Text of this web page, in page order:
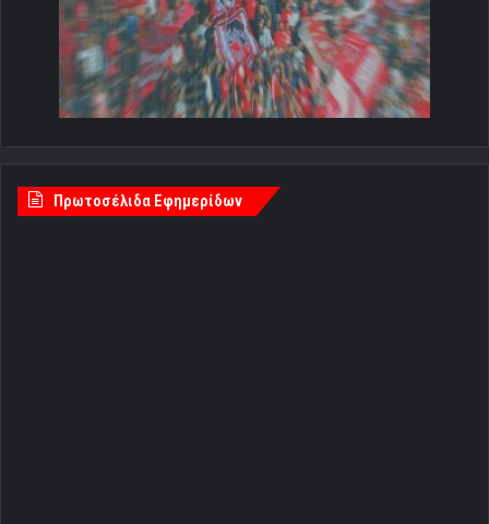
Πρωτοσέλιδα Εφημερίδων